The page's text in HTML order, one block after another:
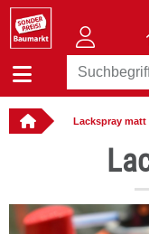
Lackspray matt